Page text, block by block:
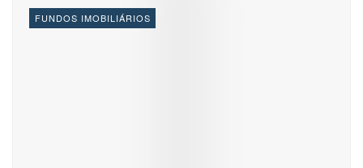
FUNDOS IMOBILIÁRIOS